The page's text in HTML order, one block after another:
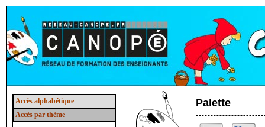
Accès alphabétique
Accès par thème
Palette